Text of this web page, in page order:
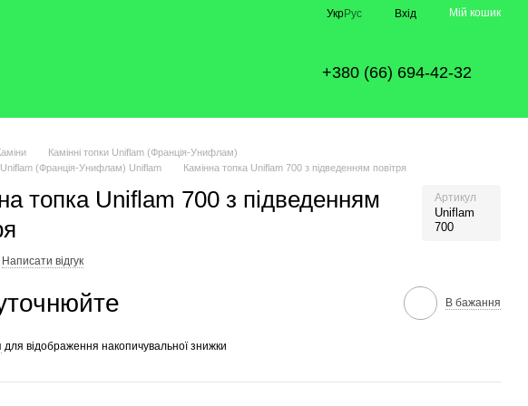
УкрРус Вхід Мій кошик
+380 (66) 694-42-32
Камінні топки Uniflam (Франція-Унифлам)
Uniflam (Франція-Унифлам) Uniflam
Камінна топка Uniflam 700 з підведенням повітря
топка Uniflam 700 з підведенням
Артикул
Uniflam
700
Написати відгук
В бажання
для відображення накопичувальної знижки